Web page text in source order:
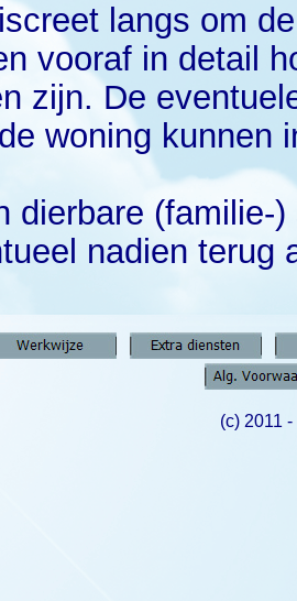
langs om
vooraf in detail
zijn. De
woning kunnen
dierbare (familie-
nadien terug
(c) 2011